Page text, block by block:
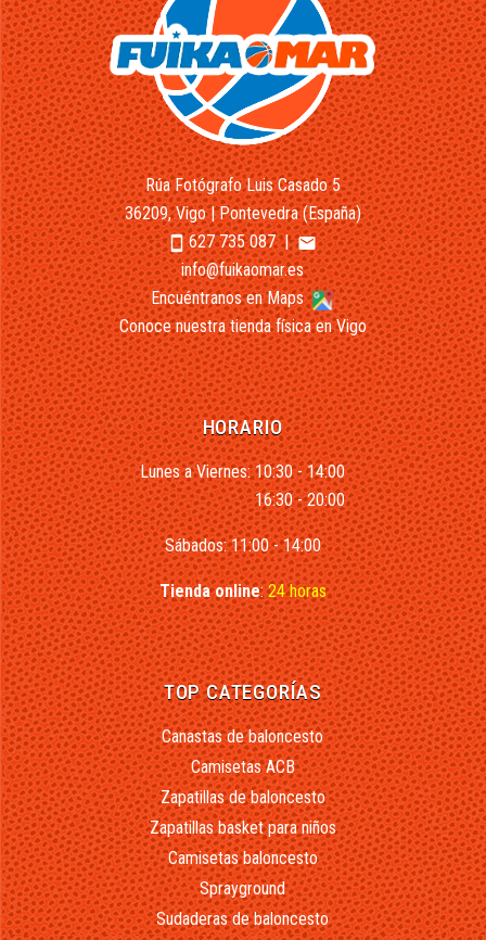
Rúa Fotógrafo Luis Casado 5
36209, Vigo | Pontevedra (España)
smartphone627 735 087|email
info@fuikaomar.es
Encuéntranos en Maps
Conoce nuestra tienda física en Vigo
HORARIO
Lunes a Viernes: 10:30 - 14:00
16:30 - 20:00
Sábados: 11:00 - 14:00
Tienda online:24 horas
TOP CATEGORÍAS
Canastas de baloncesto
Camisetas ACB
Zapatillas de baloncesto
Zapatillas basket para niños
Camisetas baloncesto
Sprayground
Sudaderas de baloncesto